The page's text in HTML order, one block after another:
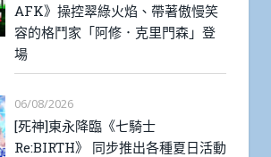
AFK》操控翠綠火焰、帶著傲慢笑
容的格鬥家「阿修．克里門森」登
場
06/08/2026
[死神]東永降臨《七騎士
Re:BIRTH》 同步推出各種夏日活動